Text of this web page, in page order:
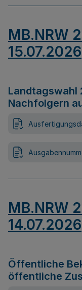
MB.NRW
15.07.2026
Landtagswahl
Nachfolgern
MB.NRW
14.07.2026
Öffentliche
öffentliche